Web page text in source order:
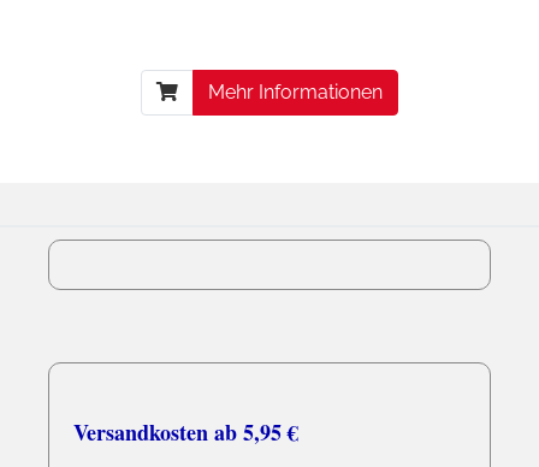
Mehr Informationen
Versandkosten ab 5,95 €